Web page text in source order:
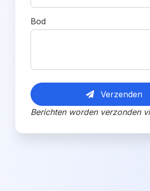
Bod
Verzenden
Berichten worden verzonden